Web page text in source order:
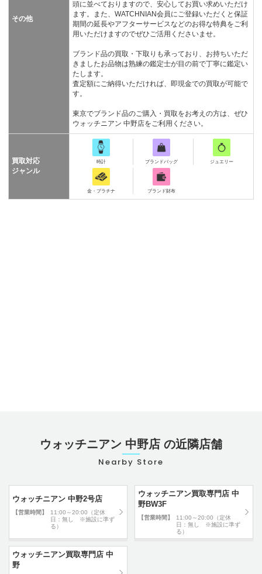
その他
頭に並べておりますので、安心してお買い求めいただけ
ます。また、WATCHNIAN会員にご登録いただくと保証
期間の延長やアフターサービスなどのお得な特典をご利
用いただけますのでぜひご活用くださいませ。
ブランド品の買取・下取りも承っており、お持ちいただ
きましたお品物は熟練の鑑定士が目の前で丁寧に鑑定い
たします。
査定額にご納得いただければ、即現金での買取が可能で
す。
東京でブランド品のご購入・買取をお考えの方は、ぜひ
ウォッチニアン 中野店をご利用ください。
買取対応
ジャンル
時計 ブランドバッグ ジュエリー
金・プラチナ ブランド財布
ウォッチニアン 中野店 の近隣店舗
Nearby Store
ウォッチニアン 中野2号店
【営業時間】
11:00～20:00（定休
日：無し ※施設に準ず
る）
ウォッチニアン買取専門店 中
野BW3F
【営業時間】
11:00～20:00（定休
日：無し ※施設に準ず
る）
ウォッチニアン買取専門店 中
野